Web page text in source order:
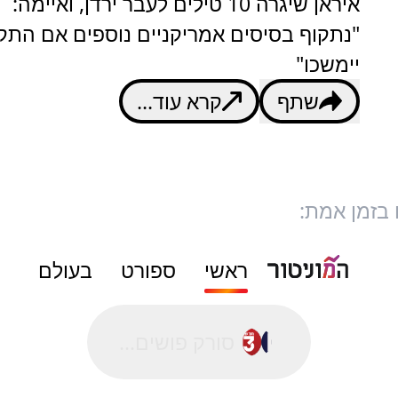
"נתקוף בסיסים אמריקניים נוספים אם
יימשכו"
קרא עוד...
שתף
בזמן אמת:
ראשי ספורט בעולם